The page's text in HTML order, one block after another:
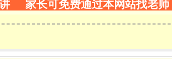
家长可免费通过本网站找老师